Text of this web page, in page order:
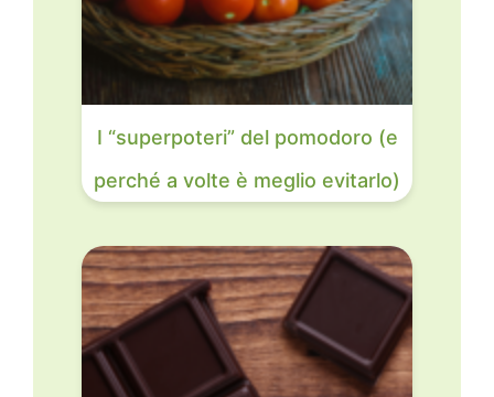
I “superpoteri” del pomodoro (e
perché a volte è meglio evitarlo)